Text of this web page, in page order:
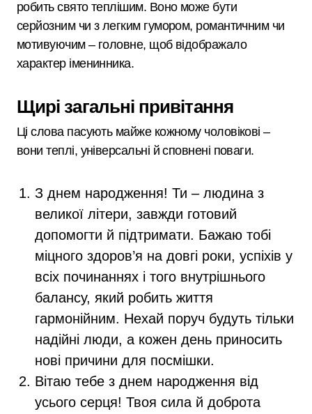
робить свято теплішим. Воно може бути
серйозним чи з легким гумором, романтичним чи
мотивуючим – головне, щоб відображало
характер іменинника.
Щирі загальні привітання
Ці слова пасують майже кожному чоловікові –
вони теплі, універсальні й сповнені поваги.
З днем народження! Ти – людина з
великої літери, завжди готовий
допомогти й підтримати. Бажаю тобі
міцного здоров’я на довгі роки, успіхів у
всіх починаннях і того внутрішнього
балансу, який робить життя
гармонійним. Нехай поруч будуть тільки
надійні люди, а кожен день приносить
нові причини для посмішки.
Вітаю тебе з днем народження від
усього серця! Твоя сила й доброта